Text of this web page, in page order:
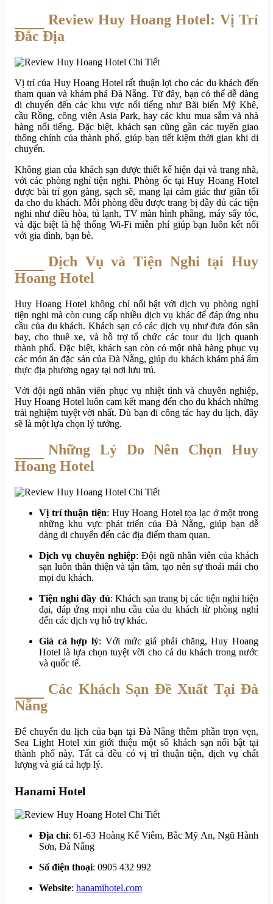
Review Huy Hoang Hotel: Vị Trí
Đắc Địa
Vị trí của Huy Hoang Hotel rất thuận lợi cho các du khách đến
tham quan và khám phá Đà Nẵng. Từ đây, bạn có thể dễ dàng
di chuyển đến các khu vực nổi tiếng như Bãi biển Mỹ Khê,
cầu Rồng, công viên Asia Park, hay các khu mua sắm và nhà
hàng nổi tiếng. Đặc biệt, khách sạn cũng gần các tuyến giao
thông chính của thành phố, giúp bạn tiết kiệm thời gian khi di
chuyển.
Không gian của khách sạn được thiết kế hiện đại và trang nhã,
với các phòng nghỉ tiện nghi. Phòng ốc tại Huy Hoang Hotel
được bài trí gọn gàng, sạch sẽ, mang lại cảm giác thư giãn tối
đa cho du khách. Mỗi phòng đều được trang bị đầy đủ các tiện
nghi như điều hòa, tủ lạnh, TV màn hình phẳng, máy sấy tóc,
và đặc biệt là hệ thống Wi-Fi miễn phí giúp bạn luôn kết nối
với gia đình, bạn bè.
Dịch Vụ và Tiện Nghi tại Huy
Hoang Hotel
Huy Hoang Hotel không chỉ nổi bật với dịch vụ phòng nghỉ
tiện nghi mà còn cung cấp nhiều dịch vụ khác để đáp ứng nhu
cầu của du khách. Khách sạn có các dịch vụ như đưa đón sân
bay, cho thuê xe, và hỗ trợ tổ chức các tour du lịch quanh
thành phố. Đặc biệt, khách sạn còn có một nhà hàng phục vụ
các món ăn đặc sản của Đà Nẵng, giúp du khách khám phá ẩm
thực địa phương ngay tại nơi lưu trú.
Với đội ngũ nhân viên phục vụ nhiệt tình và chuyên nghiệp,
Huy Hoang Hotel luôn cam kết mang đến cho du khách những
trải nghiệm tuyệt vời nhất. Dù bạn đi công tác hay du lịch, đây
sẽ là một lựa chọn lý tưởng.
Những Lý Do Nên Chọn Huy
Hoang Hotel
Vị trí thuận tiện: Huy Hoang Hotel tọa lạc ở một trong
những khu vực phát triển của Đà Nẵng, giúp bạn dễ
dàng di chuyển đến các địa điểm tham quan.
Dịch vụ chuyên nghiệp: Đội ngũ nhân viên của khách
sạn luôn thân thiện và tận tâm, tạo nên sự thoải mái cho
mọi du khách.
Tiện nghi đầy đủ: Khách sạn trang bị các tiện nghi hiện
đại, đáp ứng mọi nhu cầu của du khách từ phòng nghỉ
đến các dịch vụ hỗ trợ khác.
Giá cả hợp lý: Với mức giá phải chăng, Huy Hoang
Hotel là lựa chọn tuyệt vời cho cả du khách trong nước
và quốc tế.
Các Khách Sạn Đề Xuất Tại Đà
Nẵng
Để chuyến du lịch của bạn tại Đà Nẵng thêm phần trọn vẹn,
Sea Light Hotel xin giới thiệu một số khách sạn nổi bật tại
thành phố này. Tất cả đều có vị trí thuận tiện, dịch vụ chất
lượng và giá cả hợp lý.
Hanami Hotel
Địa chỉ: 61-63 Hoàng Kế Viêm, Bắc Mỹ An, Ngũ Hành
Sơn, Đà Nẵng
Số điện thoại: 0905 432 992
Website: hanamihotel.com